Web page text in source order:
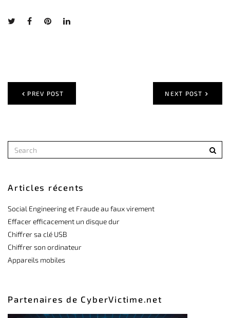
PREV POST NEXT POST
Articles récents
Social Engineering et Fraude au faux virement
Effacer efficacement un disque dur
Chiffrer sa clé USB
Chiffrer son ordinateur
Appareils mobiles
Partenaires de CyberVictime.net